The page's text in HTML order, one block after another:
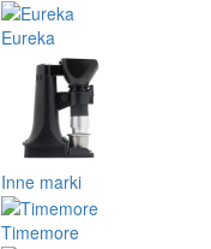
Eureka
Inne marki
Timemore